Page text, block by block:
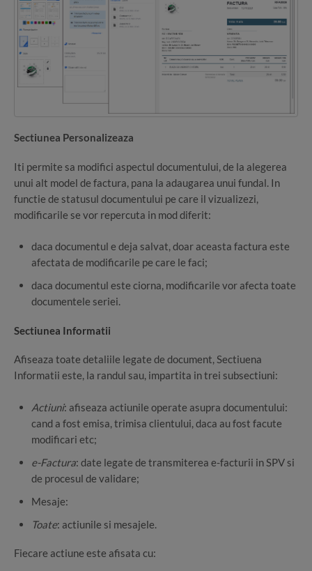
Sectiunea Personalizeaza
Iti permite sa modifici aspectul documentului, de la alegerea
unui alt model de factura, pana la adaugarea unui fundal. In
functie de statusul documentului pe care il vizualizezi,
modificarile se vor repercuta in mod diferit:
daca documentul e deja salvat, doar aceasta factura este
afectata de modificarile pe care le faci;
daca documentul este ciorna, modificarile vor afecta toate
documentele seriei.
Sectiunea Informatii
Afiseaza toate detaliile legate de document, Sectiuena
Informatii este, la randul sau, impartita in trei subsectiuni:
Actiuni: afiseaza actiunile operate asupra documentului:
cand a fost emisa, trimisa clientului, daca au fost facute
modificari etc;
e-Factura: date legate de transmiterea e-facturii in SPV si
de procesul de validare;
Mesaje:
Toate: actiunile si mesajele.
Fiecare actiune este afisata cu: